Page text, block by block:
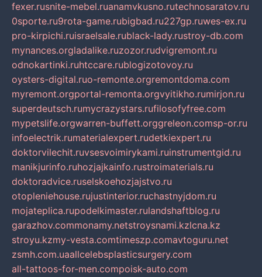
fexer.rusnite-mebel.ruanamvkusno.rutechnosaratov.ru
0sporte.ru9rota-game.rubigbad.ru227gp.ruwes-ex.ru
pro-kirpichi.ruisraelsale.rublack-lady.rustroy-db.com
mynances.orgladalike.ruzozor.rudvigremont.ru
odnokartinki.ruhtccare.rublogizotovoy.ru
oysters-digital.ruo-remonte.orgremontdoma.com
myremont.orgportal-remonta.orgvyitikho.rumirjon.ru
superdeutsch.rumycrazystars.rufilosofyfree.com
mypetslife.orgwarren-buffett.orggreleon.comsp-or.ru
infoelectrik.rumaterialexpert.rudetkiexpert.ru
doktorvilechit.ruvsesvoimirykami.ruinstrumentgid.ru
manikjurinfo.ruhozjajkainfo.rustroimaterials.ru
doktoradvice.ruselskoehozjajstvo.ru
otopleniehouse.rujustinterior.ruchastnyjdom.ru
mojateplica.rupodelkimaster.rulandshaftblog.ru
garazhov.commonamy.netstroysnami.kzlcna.kz
stroyu.kzmy-vesta.comtimeszp.comavtoguru.net
zsmh.com.uaallcelebsplasticsurgery.com
all-tattoos-for-men.compoisk-auto.com